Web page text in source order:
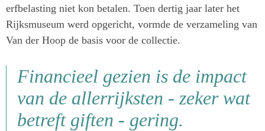
erfbelasting niet kon betalen. Toen dertig jaar later het
Rijksmuseum werd opgericht, vormde de verzameling van
Van der Hoop de basis voor de collectie.
Financieel gezien is de impact
van de allerrijksten - zeker wat
betreft giften - gering.